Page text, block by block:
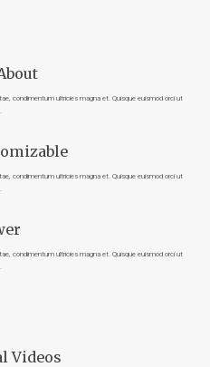
condimentum ultricies magna et. Quisque euismod orci ut
condimentum ultricies magna et. Quisque euismod orci ut
condimentum ultricies magna et. Quisque euismod orci ut
Videos